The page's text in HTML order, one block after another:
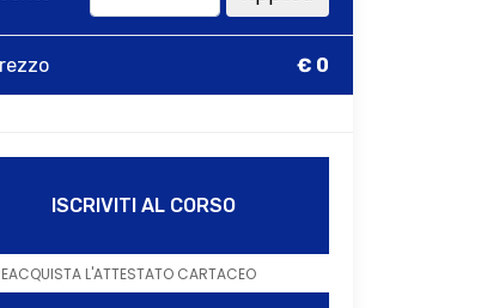
€ 0
ISCRIVITI AL CORSO
L'ATTESTATO CARTACEO